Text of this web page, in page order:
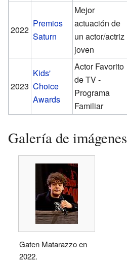
2022
Premios
Saturn
Mejor
actuación de
un actor/actriz
joven
2023
Kids'
Choice
Awards
Actor Favorito
de TV -
Programa
Familiar
Galería de imágenes
Gaten Matarazzo en
2022.